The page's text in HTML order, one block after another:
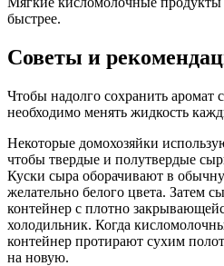
быстрее.
Советы и
Чтобы надолго сохранить аромат
необходимо менять жидкость
Некоторые домохозяйки
чтобы твердые и полутвердые
Куски сыра оборачивают в
желательно белого цвета. Затем
контейнер с плотно
холодильник. Когда
контейнер протирают сухим
на новую.